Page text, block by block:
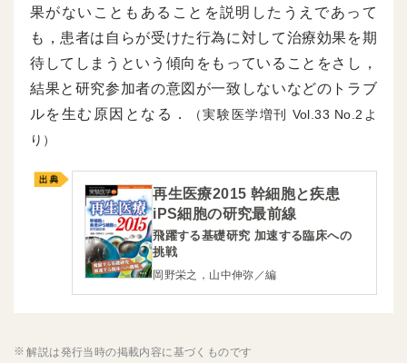
果がないこともあることを説明したうえであって
も，患者は自らが受けた行為に対して治療効果を期
待してしまうという傾向をもっていることをさし，
結果と研究参加者の意図が一致しないなどのトラブ
ルを生む原因となる．
（実験医学増刊 33
2よ
り）
再生医療2015 幹細胞と疾患
iPS細胞の研究最前線
飛躍する基礎研究 加速する臨床への
挑戦
岡野栄之，山中伸弥／編
解説は発行当時の掲載内容に基づくものです